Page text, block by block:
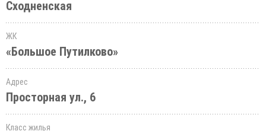
Сходненская
ЖК
«Большое Путилково»
Адрес
Просторная ул., 6
Класс жилья